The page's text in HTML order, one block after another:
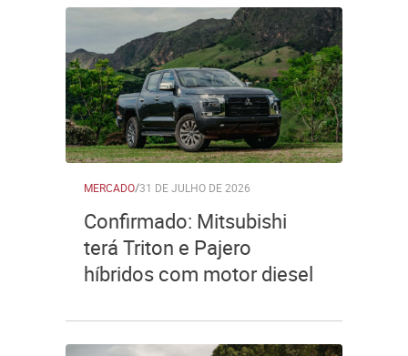
MERCADO/31 DE JULHO DE 2026
Confirmado: Mitsubishi
terá Triton e Pajero
híbridos com motor diesel